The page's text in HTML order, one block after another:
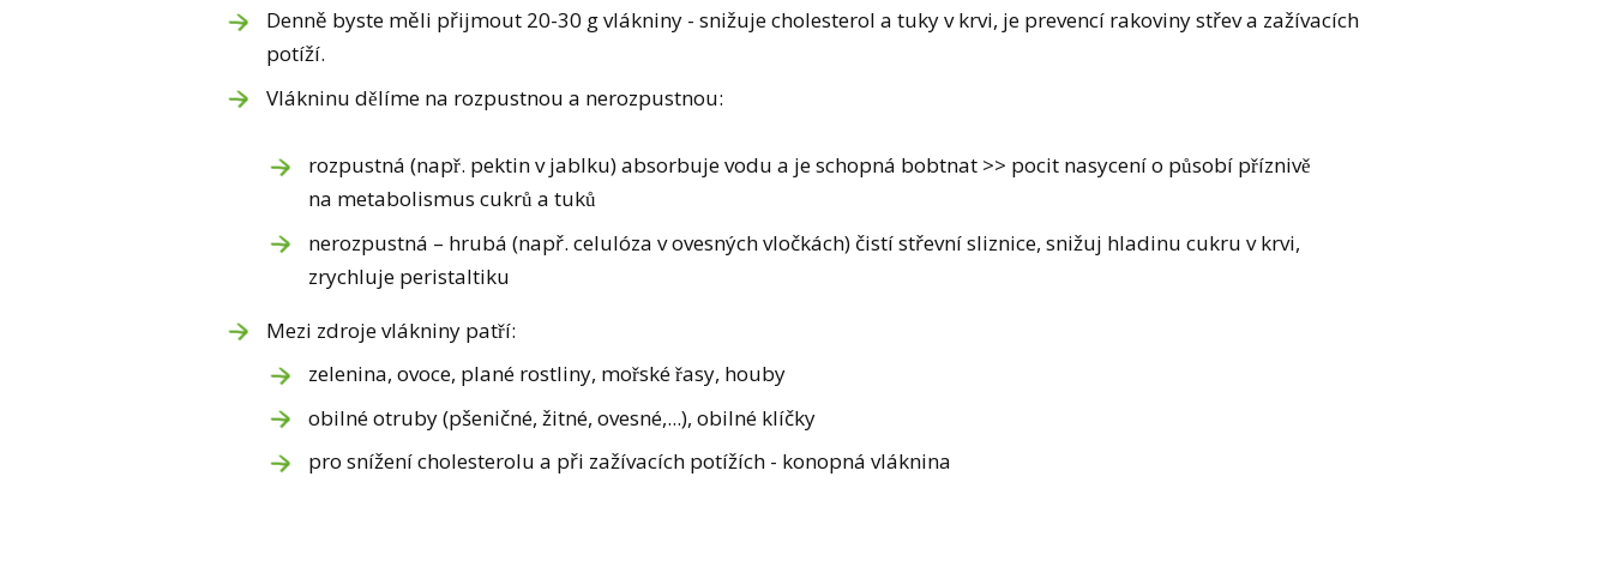
Denně byste měli přijmout 20-30 g vlákniny - snižuje cholesterol a tuky v krvi, je prevencí rakoviny střev a zažívacích
potíží.
Vlákninu dělíme na rozpustnou a nerozpustnou:
rozpustná (např. pektin v jablku) absorbuje vodu a je schopná bobtnat >> pocit nasycení o působí příznivě
na metabolismus cukrů a tuků
nerozpustná – hrubá (např. celulóza v ovesných vločkách) čistí střevní sliznice, snižuj hladinu cukru v krvi,
zrychluje peristaltiku
Mezi zdroje vlákniny patří:
zelenina, ovoce, plané rostliny, mořské řasy, houby
obilné otruby (pšeničné, žitné, ovesné,...), obilné klíčky
pro snížení cholesterolu a při zažívacích potížích - konopná vláknina